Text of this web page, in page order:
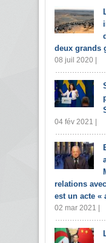
deux grands
08 juil 2020 |
04 fév 2021 |
relations
est un acte «
02 mar 2021 |